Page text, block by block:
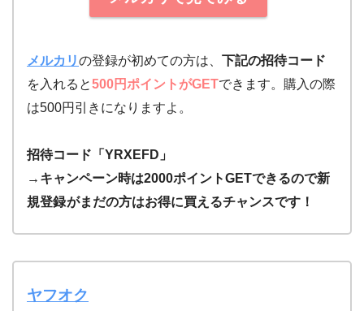
メルカリの登録が初めての方は、 下記の招待コード
を入れると500円ポイントがGETできます。購入の際
は500円引きになりますよ。
招待コード「YRXEFD」
→キャンペーン時は2000ポイントGETできるので新
規登録がまだの方はお得に買えるチャンスです！
ヤフオク